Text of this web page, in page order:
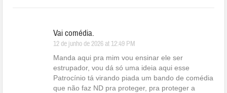
Vai comédia.
12 de junho de 2026 at 12:49 PM
Manda aqui pra mim vou ensinar ele ser
estrupador, vou dá só uma ideia aqui esse
Patrocínio tá virando piada um bando de comédia
que não faz ND pra proteger, pra proteger a